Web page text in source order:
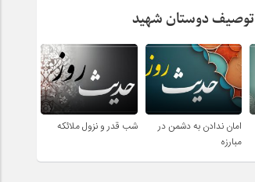
توصیف دوستان شهید
امان ندادن به دشمن در
مبارزه
شب قدر و نزول ملائکه